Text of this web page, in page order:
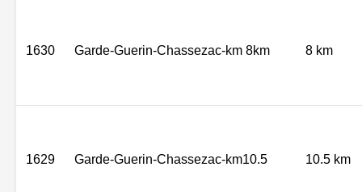
1630 Garde-Guerin-Chassezac-km 8km 8 km
1629 Garde-Guerin-Chassezac-km10.5 10.5 km